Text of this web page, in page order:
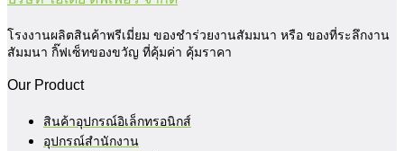
โรงงานผลิตสินค้าพรีเมี่ยม ของชำร่วยงานสัมมนา หรือ ของที่ระลึกงาน
สัมมนา กิ๊ฟเซ็ทของขวัญ ที่คุ้มค่า คุ้มราคา
Our Product
สินค้าอุปกรณ์อิเล็กทรอนิกส์
อุปกรณ์สำนักงาน